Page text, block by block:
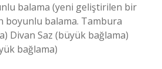
balama (yeni geliştirilen bir
boyunlu balama. Tambura
Divan Saz (büyük bağlama)
bağlama)